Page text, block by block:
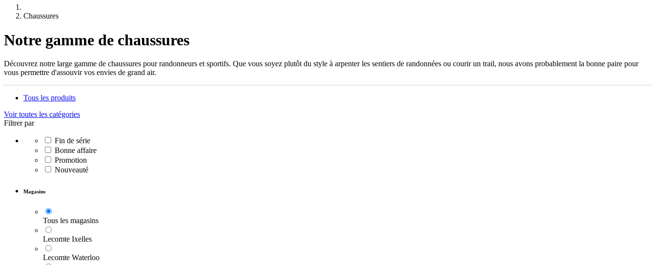
Chaussures
Notre gamme de chaussures
Découvrez notre large gamme de chaussures pour randonneurs et sportifs. Que vous soyez plutôt du style à arpenter les sentiers de randonnées ou courir un trail, nous avons probablement la bonne paire pour
vous permettre d'assouvir vos envies de grand air.
Tous les produits
Voir toutes les catégories
Filtrer par
Fin de série
Bonne affaire
Promotion
Nouveauté
Magasins
Tous les magasins
Lecomte Ixelles
Lecomte Waterloo